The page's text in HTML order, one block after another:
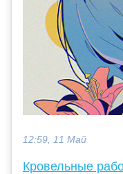
12:59, 11 Май
Кровельные